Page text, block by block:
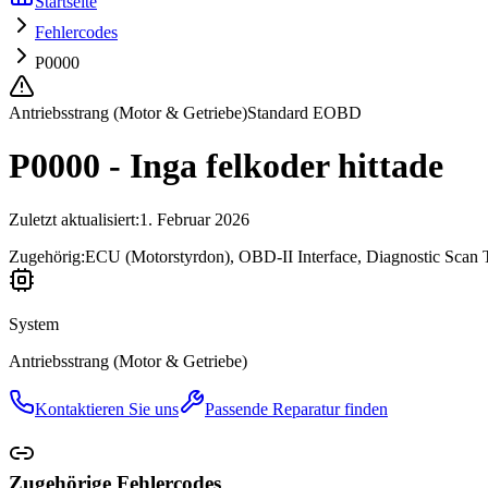
Fehlercodes
P0000
Antriebsstrang (Motor & Getriebe)Standard EOBD
P0000 - Inga felkoder hittade
Zuletzt aktualisiert:1. Februar 2026
Zugehörig:ECU (Motorstyrdon), OBD-II Interface, Diagnostic Scan
System
Antriebsstrang (Motor & Getriebe)
Kontaktieren Sie uns Passende Reparatur finden
Zugehörige Fehlercodes